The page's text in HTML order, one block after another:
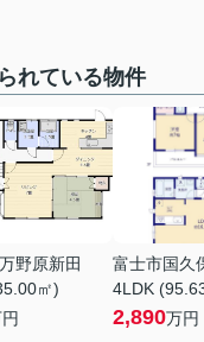
れている物件
野原新田
㎡)
富士市国久
4LDK
2,890万円